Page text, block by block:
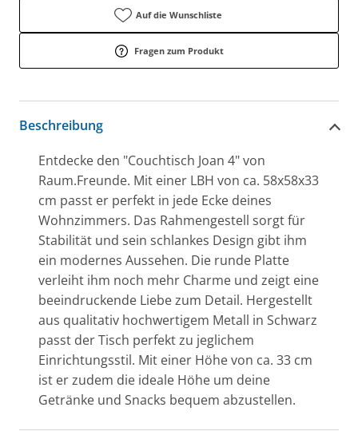
Auf die Wunschliste
Fragen zum Produkt
Beschreibung
Entdecke den "Couchtisch Joan 4" von
Raum.Freunde. Mit einer LBH von ca. 58x58x33
cm passt er perfekt in jede Ecke deines
Wohnzimmers. Das Rahmengestell sorgt für
Stabilität und sein schlankes Design gibt ihm
ein modernes Aussehen. Die runde Platte
verleiht ihm noch mehr Charme und zeigt eine
beeindruckende Liebe zum Detail. Hergestellt
aus qualitativ hochwertigem Metall in Schwarz
passt der Tisch perfekt zu jeglichem
Einrichtungsstil. Mit einer Höhe von ca. 33 cm
ist er zudem die ideale Höhe um deine
Getränke und Snacks bequem abzustellen.